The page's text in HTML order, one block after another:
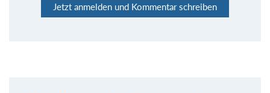
Jetzt anmelden und Kommentar schreiben